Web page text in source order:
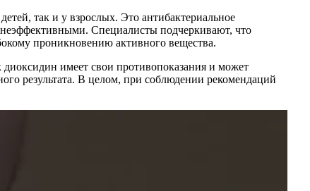
так и у взрослых. Это антибактериальное
неэффективными. Специалисты подчеркивают, что
проникновению активного вещества.
имеет свои противопоказания и может
результата. В целом, при соблюдении рекомендаций